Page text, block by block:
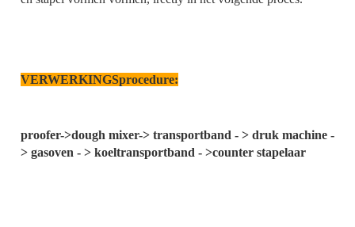
VERWERKINGSprocedure:
proofer->dough mixer-> transportband - > druk machine -
> gasoven - > koeltransportband - >counter stapelaar